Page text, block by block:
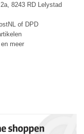
8243 RD Lelystad
of DPD
meer